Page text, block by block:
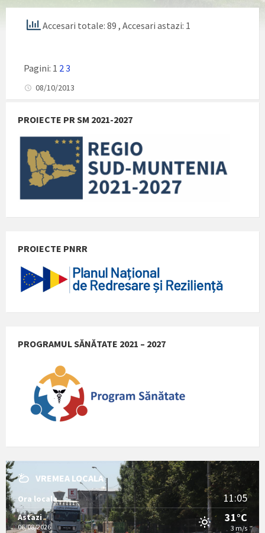
Accesari totale: 89 , Accesari astazi: 1
Pagini: 1 2 3
08/10/2013
PROIECTE PR SM 2021-2027
PROIECTE PNRR
PROGRAMUL SĂNĂTATE 2021 – 2027
VREMEA LOCALA
Ora locala 11:05
Astazi
06/08/2026
31°C
3 m/s